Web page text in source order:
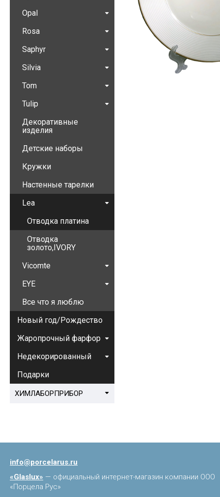
Opal
Rosa
Saphyr
Silvia
Tom
Tulip
Декоративные
изделия
Детские наборы
Кружки
Настенные тарелки
Lea
Отводка платина
Отводка
золото,IVORY
Vicomte
EYE
Все что я люблю
Новый год/Рождество
Жаропрочный фарфор
Недекорированный
Подарки
ХИМЛАБОРПРИБОР
info@porcelarus.ru
«Glaslux» — официальный интернет-магазин компании ООО
«Порцела Рус»